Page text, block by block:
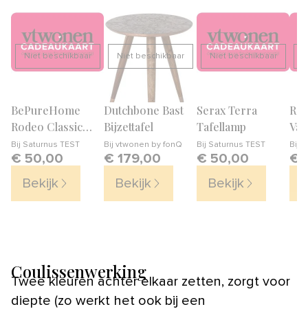
Niet beschikbaar
BePureHome
Rodeo Classic
Bank 2,5-zits
Bij Saturnus TEST
€ 50,00
Bekijk
Niet beschikbaar
Dutchbone Bast
Bijzettafel
Bij vtwonen by fonQ
€ 179,00
Bekijk
Niet beschikbaar
Serax Terra
Tafellamp
Bij Saturnus TEST
€ 50,00
Bekijk
Bij
€
Coulissenwerking
Twee kleuren achter elkaar zetten, zorgt voor
diepte (zo werkt het ook bij een